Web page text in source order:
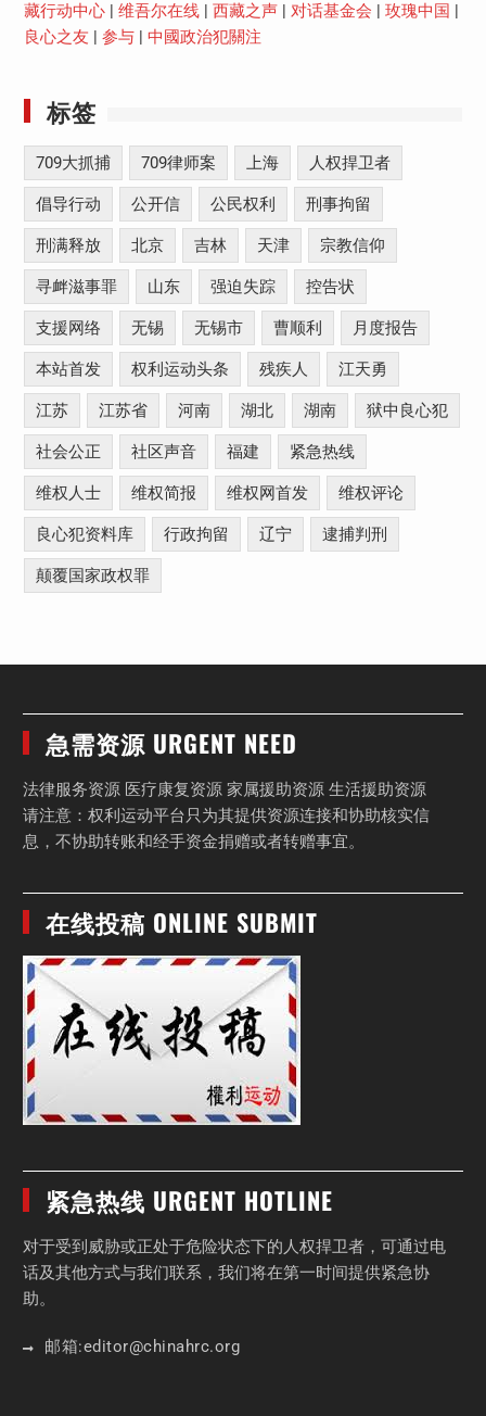
藏行动中心| 维吾尔在线| 西藏之声| 对话基金会 | 玫瑰中国 |
良心之友 | 参与| 中國政治犯關注
标签
709大抓捕 709律师案 上海 人权捍卫者
倡导行动 公开信 公民权利 刑事拘留
刑满释放 北京 吉林 天津 宗教信仰
寻衅滋事罪 山东 强迫失踪 控告状
支援网络 无锡 无锡市 曹顺利 月度报告
本站首发 权利运动头条 残疾人 江天勇
江苏 江苏省 河南 湖北 湖南 狱中良心犯
社会公正 社区声音 福建 紧急热线
维权人士 维权简报 维权网首发 维权评论
良心犯资料库 行政拘留 辽宁 逮捕判刑
颠覆国家政权罪
急需资源 URGENT NEED
法律服务资源 医疗康复资源 家属援助资源 生活援助资源
请注意：权利运动平台只为其提供资源连接和协助核实信
息，不协助转账和经手资金捐赠或者转赠事宜。
在线投稿 ONLINE SUBMIT
紧急热线 URGENT HOTLINE
对于受到威胁或正处于危险状态下的人权捍卫者，可通过电
话及其他方式与我们联系，我们将在第一时间提供紧急协
助。
邮箱:editor@chinahrc.org